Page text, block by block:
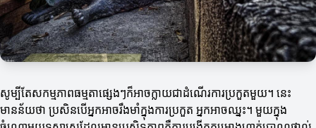
សូម្បីតែសកម្មភាពធម្មតាផ្សេងៗក៏អាចក្លាយជាដំណើរការប្រកួតមួយ។ នេះ
មានន័យថា ប្រសិនបើអ្នកអាចរឹងមាំក្នុងការប្រកួត អ្នកអាចឈ្នះ។ មួយក្នុង